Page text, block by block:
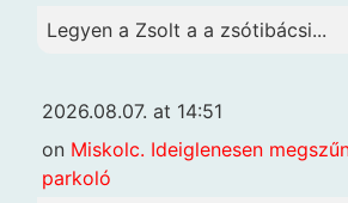
Legyen a Zsolt a a zsótibácsi...
2026.08.07. at 14:51
on Miskolc. Ideiglenesen
parkoló